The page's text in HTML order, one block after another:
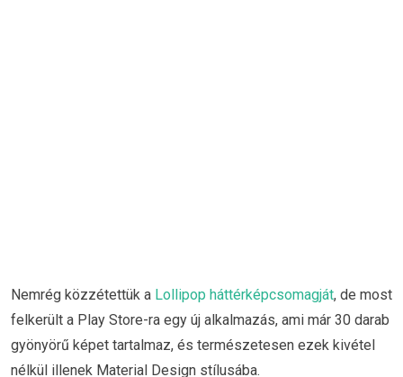
Nemrég közzétettük a Lollipop háttérképcsomagját, de most
felkerült a Play Store-ra egy új alkalmazás, ami már 30 darab
gyönyörű képet tartalmaz, és természetesen ezek kivétel
nélkül illenek Material Design stílusába.